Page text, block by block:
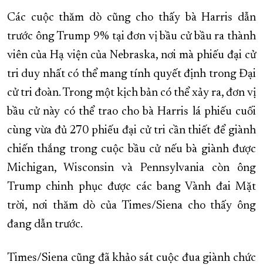
Các cuộc thăm dò cũng cho thấy bà Harris dẫn
trước ông Trump 9% tại đơn vị bầu cử bầu ra thành
viên của Hạ viện của Nebraska, nơi mà phiếu đại cử
tri duy nhất có thể mang tính quyết định trong Đại
cử tri đoàn. Trong một kịch bản có thể xảy ra, đơn vị
bầu cử này có thể trao cho bà Harris lá phiếu cuối
cùng vừa đủ 270 phiếu đại cử tri cần thiết để giành
chiến thắng trong cuộc bầu cử nếu bà giành được
Michigan, Wisconsin và Pennsylvania còn ông
Trump chinh phục được các bang Vành đai Mặt
trời, nơi thăm dò của Times/Siena cho thấy ông
đang dẫn trước.
Times/Siena cũng đã khảo sát cuộc đua giành chức